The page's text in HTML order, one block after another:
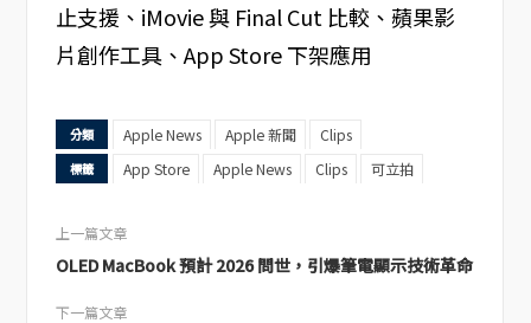
止支援、iMovie 與 Final Cut 比較、蘋果影
片創作工具、App Store 下架應用
分類 Apple News Apple 新聞 Clips
標籤 App Store Apple News Clips 可立拍
上一篇文章
OLED MacBook 預計 2026 問世，引爆筆電顯示技術革命
下一篇文章